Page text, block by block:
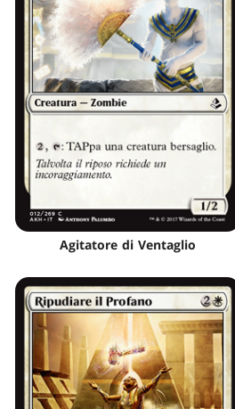
Agitatore di Ventaglio